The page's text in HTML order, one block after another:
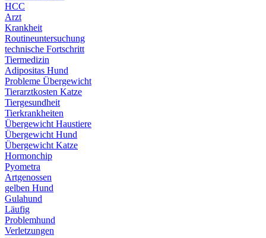
HCC
Arzt
Krankheit
Routineuntersuchung
technische Fortschritt
Tiermedizin
Adipositas Hund
Probleme Übergewicht
Tierarztkosten Katze
Tiergesundheit
Tierkrankheiten
Übergewicht Haustiere
Übergewicht Hund
Übergewicht Katze
Hormonchip
Pyometra
Artgenossen
gelben Hund
Gulahund
Läufig
Problemhund
Verletzungen